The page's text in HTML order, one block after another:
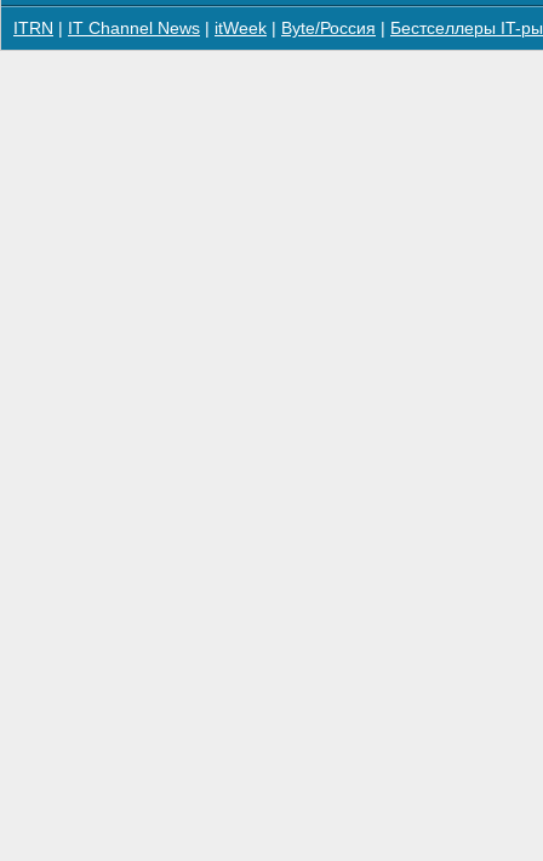
ITRN IT Channel News itWeek Byte/Россия Бестселлеры IT-